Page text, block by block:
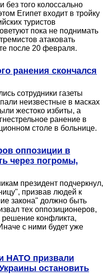
без того колоссально
Египет входит в тройку
туристов
пока не поднимать
атаковать
после 20 февраля.
ранения скончался
сотрудники газеты
неизвестные в масках
жестоко избиты, а
ранение в
столе в больнице.
оппозиции в
через погромы,
президент подчеркнул,
призвав людей к
закона" должно быть
тех оппозиционеров,
конфликта,
с ними будет уже
призвали
остановить